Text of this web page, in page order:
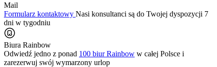
Mail
Formularz kontaktowy Nasi konsultanci są do Twojej dyspozycji 7
dni w tygodniu
Biura Rainbow
Odwiedź jedno z ponad 100 biur Rainbow w całej Polsce i
zarezerwuj swój wymarzony urlop